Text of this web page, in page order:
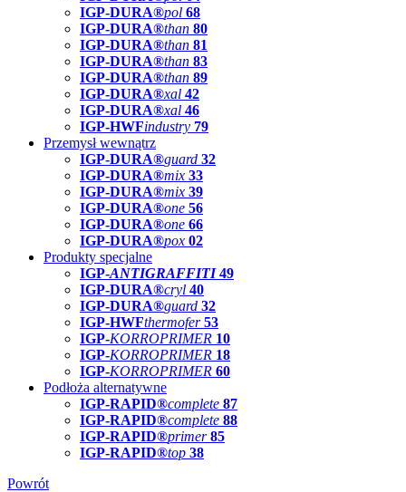
IGP-DURA®pol 68
IGP-DURA®than 80
IGP-DURA®than 81
IGP-DURA®than 83
IGP-DURA®than 89
IGP-DURA®xal 42
IGP-DURA®xal 46
IGP-HWFindustry 79
Przemysł wewnątrz
IGP-DURA®guard 32
IGP-DURA®mix 33
IGP-DURA®mix 39
IGP-DURA®one 56
IGP-DURA®one 66
IGP-DURA®pox 02
Produkty specjalne
IGP-ANTIGRAFFITI49
IGP-DURA®cryl 40
IGP-DURA®guard 32
IGP-HWFthermofer 53
IGP-KORROPRIMER 10
IGP-KORROPRIMER 18
IGP-KORROPRIMER 60
Podłoża alternatywne
IGP-RAPID®complete 87
IGP-RAPID®complete 88
IGP-RAPID®primer 85
IGP-RAPID®top 38
Powrót